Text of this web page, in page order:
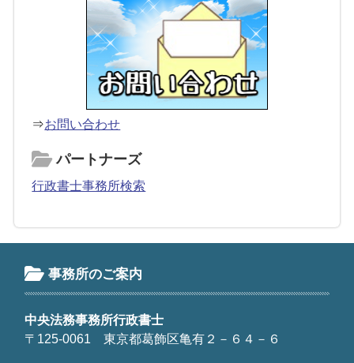
⇒お問い合わせ
パートナーズ
行政書士事務所検索
事務所のご案内
中央法務事務所行政書士
〒125-0061 東京都葛飾区亀有２－６４－６